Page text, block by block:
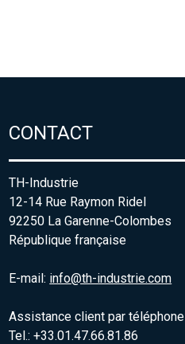
CONTACT
TH-Industrie
12-14 Rue Raymon Ridel
92250 La Garenne-Colombes
République française
E-mail: info@th-industrie.com
Assistance client par téléphone
Tel.: +33.01.47.66.81.86